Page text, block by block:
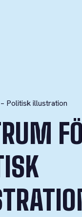
Politisk illustration